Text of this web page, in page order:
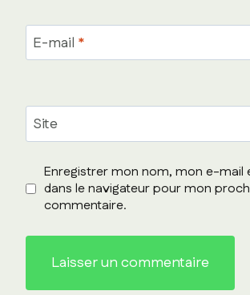
E-mail *
Site
Enregistrer mon nom, mon e-mail
dans le navigateur pour mon
commentaire.